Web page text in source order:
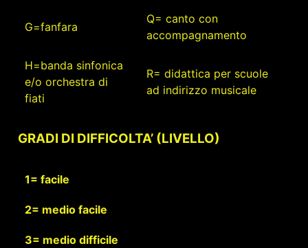
G=fanfara
Q= canto con
accompagnamento
H=banda sinfonica
e/o orchestra di
fiati
R= didattica per scuole
ad indirizzo musicale
GRADI DI DIFFICOLTA’ (LIVELLO)
1= facile
2= medio facile
3= medio difficile